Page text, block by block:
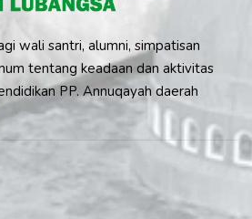
wali santri, alumni, simpatisan
tentang keadaan dan aktivitas
PP. Annuqayah daerah